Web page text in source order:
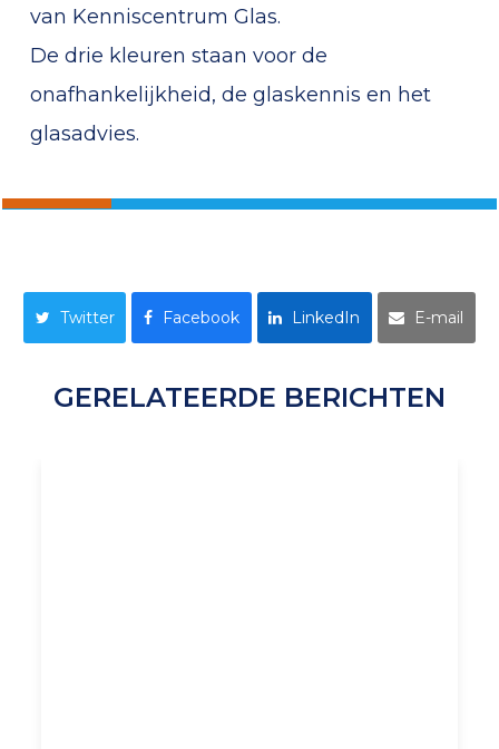
van Kenniscentrum Glas.
De drie kleuren staan voor de
onafhankelijkheid, de glaskennis en het
glasadvies.
Twitter Facebook LinkedIn E-mail
GERELATEERDE BERICHTEN